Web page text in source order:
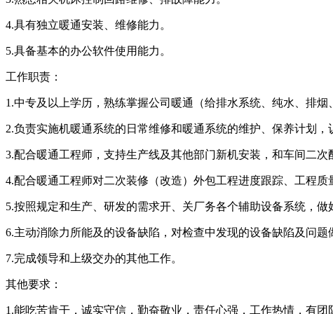
4.具有独立暖通安装、维修能力。
5.具备基本的办公软件使用能力。
工作职责：
1.中专及以上学历，熟练掌握公司暖通（给排水系统、纯水、排烟
2.负责实施机暖通系统的日常维修和暖通系统的维护、保养计划
3.配合暖通工程师，支持生产线及其他部门新机安装，和车间二次
4.配合暖通工程师对二次装修（改造）外包工程进度跟踪、工程质
5.按照规定和生产、研发的需求开、关厂务各个辅助设备系统，做
6.主动消除力所能及的设备缺陷，对检查中发现的设备缺陷及问
7.完成领导和上级交办的其他工作。
其他要求：
1.能吃苦肯干，诚实守信，勤奋敬业，责任心强，工作热情，有团